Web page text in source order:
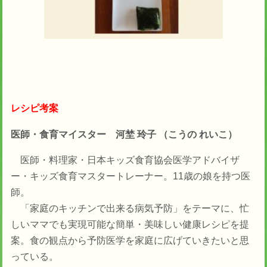
レシピ考案
医師・食育マイスター 河埜 玲子 （こうの れいこ）
医師・料理家・日本キッズ食育協会医学アドバイザ
ー・キッズ食育マスタートレーナー。11歳の娘を持つ医
師。
「家庭のキッチンで出来る病気予防」をテーマに、忙
しいママでも実現可能な簡単・美味しい健康レシピを提
案。食の観点から予防医学を家庭に広げていきたいと思
っている。